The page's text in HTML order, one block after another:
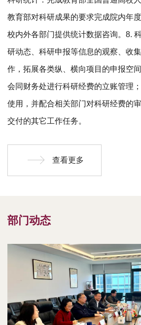
教育部对科研成果的要求完成院内年
校内外各部门提供统计数据咨询。8.
研动态、科研申报等信息的观察、收
作，拓展各类纵、横向项目的申报空
会同财务处进行科研经费的立账管理
使用，并配合相关部门对科研经费的
交付的其它工作任务。
查看更多
部门动态